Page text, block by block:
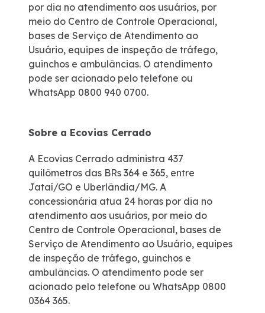
por dia no atendimento aos usuários, por
meio do Centro de Controle Operacional,
bases de Serviço de Atendimento ao
Usuário, equipes de inspeção de tráfego,
guinchos e ambulâncias. O atendimento
pode ser acionado pelo telefone ou
WhatsApp 0800 940 0700.
Sobre a Ecovias Cerrado
A Ecovias Cerrado administra 437
quilômetros das BRs 364 e 365, entre
Jataí/GO e Uberlândia/MG. A
concessionária atua 24 horas por dia no
atendimento aos usuários, por meio do
Centro de Controle Operacional, bases de
Serviço de Atendimento ao Usuário, equipes
de inspeção de tráfego, guinchos e
ambulâncias. O atendimento pode ser
acionado pelo telefone ou WhatsApp 0800
0364 365.